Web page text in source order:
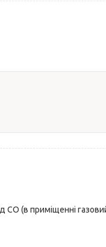
(в приміщенні газовий